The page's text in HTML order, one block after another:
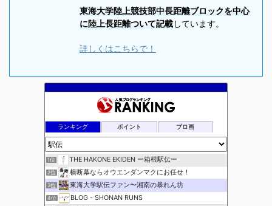
東海大学陸上競技部中長距離ブロックを中心
に陸上長距離ついて記載しています。
詳しくはこちらで！
ランキング ポイント ブロ画
1位 THE HAKONE EKIDEN ー箱根駅伝ー
2位 横断幕ならオウエンダンマクにお任せ！
3位 東海大学駅伝ファン〜湘南の暴れん坊
4位 BLOG - SHONAN RUNS